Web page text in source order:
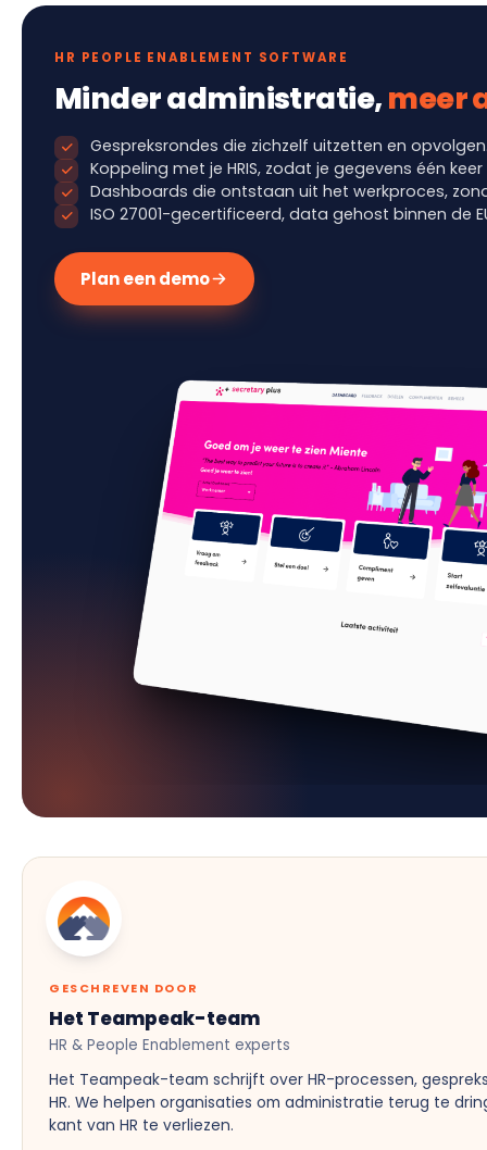
HR PEOPLE ENABLEMENT SOFTWARE
Minder administratie,meer
Gespreksrondes die zichzelf uitzetten en
Koppeling met je HRIS, zodat je gegevens één
Dashboards die ontstaan uit het werkproces,
ISO 27001-gecertificeerd, data gehost binnen de
Plan een demo
GESCHREVEN DOOR
Het Teampeak-team
HR & People Enablement experts
Het Teampeak-team schrijft over HR-processen,
HR. We helpen organisaties om administratie terug te
kant van HR te verliezen.